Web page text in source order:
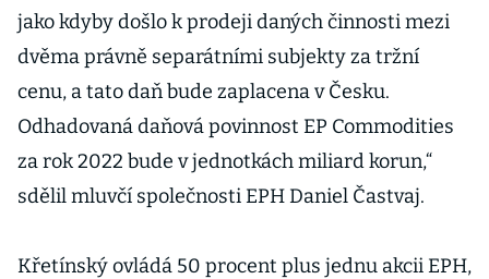
jako kdyby došlo k prodeji daných činnosti mezi
dvěma právně separátními subjekty za tržní
cenu, a tato daň bude zaplacena v Česku.
Odhadovaná daňová povinnost EP Commodities
za rok 2022 bude v jednotkách miliard korun,“
sdělil mluvčí společnosti EPH Daniel Častvaj.
Křetínský ovládá 50 procent plus jednu akcii EPH,